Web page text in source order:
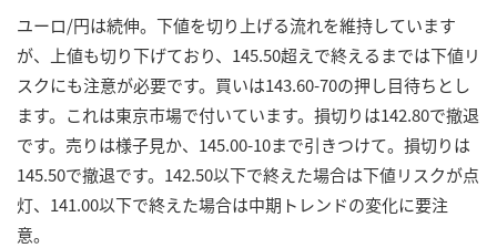
ユーロ/円は続伸。下値を切り上げる流れを維持しています
が、上値も切り下げており、145.50超えで終えるまでは下値リ
スクにも注意が必要です。買いは143.60-70の押し目待ちとし
ます。これは東京市場で付いています。損切りは142.80で撤退
です。売りは様子見か、145.00-10まで引きつけて。損切りは
145.50で撤退です。142.50以下で終えた場合は下値リスクが点
灯、141.00以下で終えた場合は中期トレンドの変化に要注
意。